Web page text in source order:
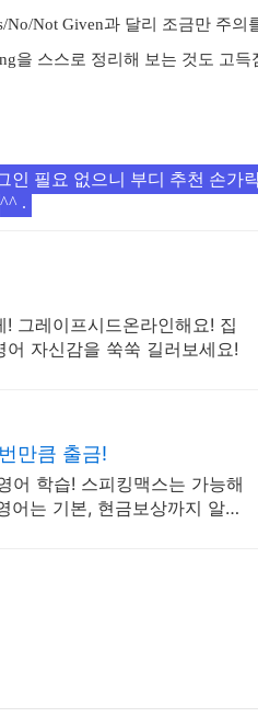
No/Not Given과 달리 조금만 주의
을 스스로 정리해 보는 것도 고득
인 필요 없으니 부디 추천 손가
^^ .
그레이프시드온라인해요! 집
자신감을 쑥쑥 길러보세요!
만큼 출금!
어 학습! 스피킹맥스는 가능해
어는 기본, 현금보상까지 알차